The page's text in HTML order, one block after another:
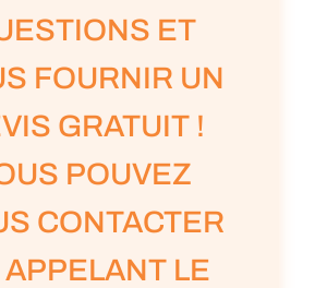
ET
FOURNIR UN
GRATUIT !
POUVEZ
CONTACTER
APPELANT LE